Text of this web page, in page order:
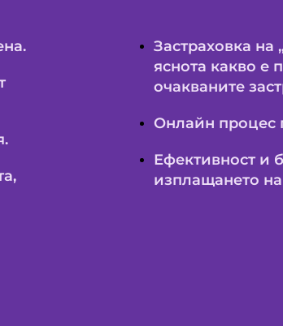
Застраховка на
яснота какво е
очакваните
Онлайн процес
Ефективност и
изплащането